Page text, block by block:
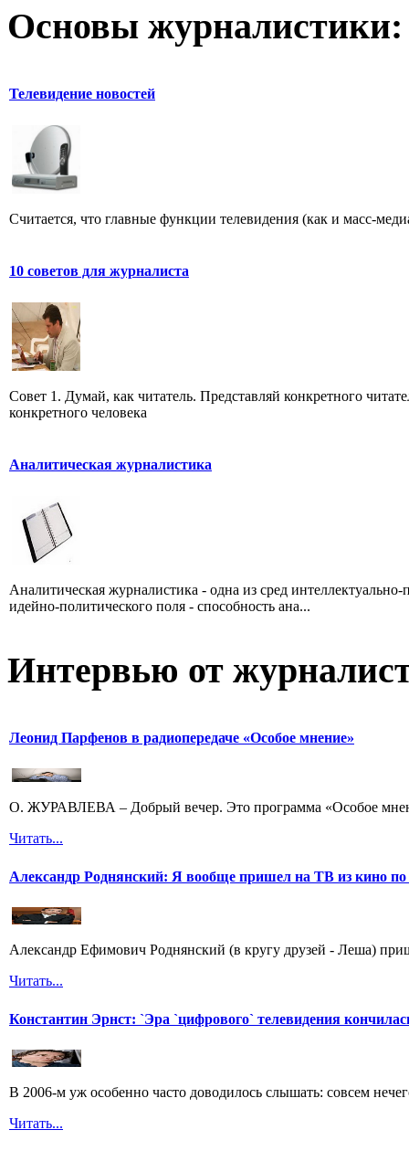
Основы журналистики:
Телевидение новостей
Считается, что главные функции телевидения (как и масс-
10 советов для журналиста
Совет 1. Думай, как читатель. Представляй конкретного
конкретного человека
Аналитическая журналистика
Аналитическая журналистика - одна из сред
идейно-политического поля - способность ана...
Интервью от
Леонид Парфенов в радиопередаче «Особое мнение»
О. ЖУРАВЛЕВА – Добрый вечер. Это программа «Особое
Читать...
Александр Роднянский: Я вообще пришел на ТВ из кино по
Александр Ефимович Роднянский (в кругу друзей - Леша)
Читать...
Константин Эрнст: `Эра `цифрового` телевидения
В 2006-м уж особенно часто доводилось слышать: совсем
Читать...